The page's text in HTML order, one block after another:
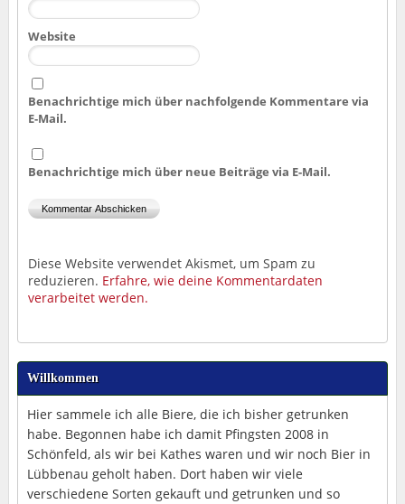
Website
Benachrichtige mich über nachfolgende Kommentare via
E-Mail.
Benachrichtige mich über neue Beiträge via E-Mail.
Diese Website verwendet Akismet, um Spam zu
reduzieren. Erfahre, wie deine Kommentardaten
verarbeitet werden.
Willkommen
Hier sammele ich alle Biere, die ich bisher getrunken
habe. Begonnen habe ich damit Pfingsten 2008 in
Schönfeld, als wir bei Kathes waren und wir noch Bier in
Lübbenau geholt haben. Dort haben wir viele
verschiedene Sorten gekauft und getrunken und so